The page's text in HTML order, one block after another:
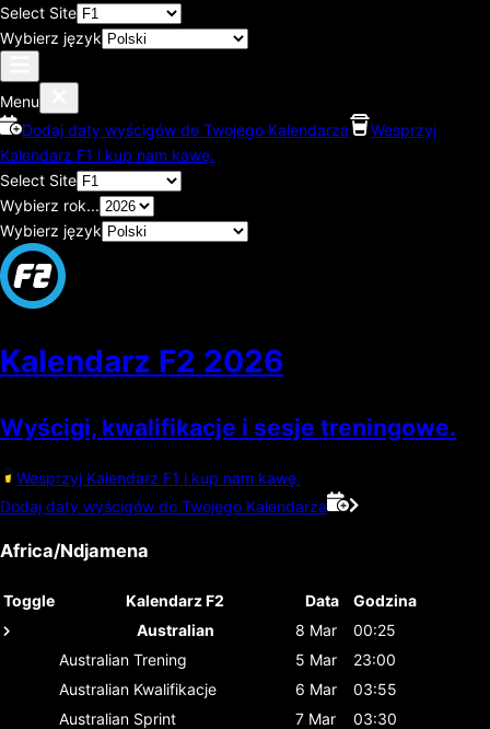
Select Site
Wybierz język
Menu
Dodaj daty wyścigów do Twojego Kalendarza
Wesprzyj
Kalendarz F1 i kup nam kawę.
Select Site
Wybierz rok...
Wybierz język
Kalendarz F2 2026
Wyścigi, kwalifikacje i sesje treningowe.
Wesprzyj Kalendarz F1 i kup nam kawę.
Dodaj daty wyścigów do Twojego Kalendarza
Africa/Ndjamena
Toggle Kalendarz F2 Data
Godzina
Australian
8 Mar
00:25
Australian Trening 5 Mar
23:00
Australian Kwalifikacje 6 Mar
03:55
Australian Sprint 7 Mar
03:30